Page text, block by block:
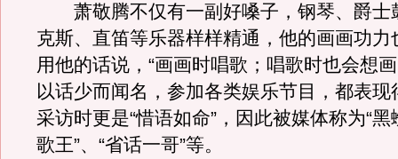
萧敬腾不仅有一副好嗓子，钢琴、爵士
克斯、直笛等乐器样样精通，他的画画功力
用他的话说，“画画时唱歌；唱歌时也会想
以话少而闻名，参加各类娱乐节目，都表现
采访时更是“惜语如命”，因此被媒体称为“黑
歌王”、“省话一哥”等。